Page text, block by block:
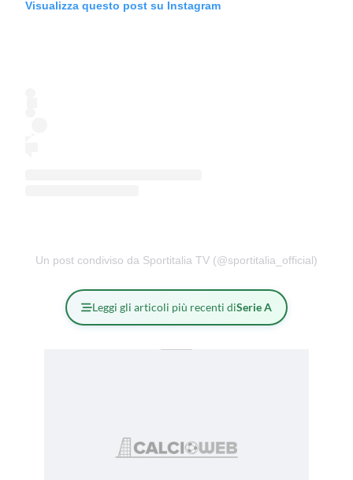
Visualizza questo post su Instagram
Un post condiviso da Sportitalia TV (@sportitalia_official)
Leggi gli articoli più recenti diSerie A